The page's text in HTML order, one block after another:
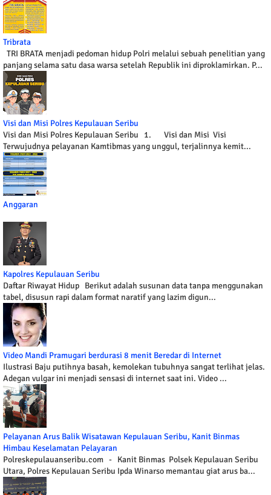
Tribrata
TRI BRATA menjadi pedoman hidup Polri melalui sebuah penelitian yang
panjang selama satu dasa warsa setelah Republik ini diproklamirkan. P...
Visi dan Misi Polres Kepulauan Seribu
Visi dan Misi Polres Kepulauan Seribu 1. Visi dan Misi Visi
Terwujudnya pelayanan Kamtibmas yang unggul, terjalinnya kemit...
Anggaran
Kapolres Kepulauan Seribu
Daftar Riwayat Hidup Berikut adalah susunan data tanpa menggunakan
tabel, disusun rapi dalam format naratif yang lazim digun...
Video Mandi Pramugari berdurasi 8 menit Beredar di Internet
Ilustrasi Baju putihnya basah, kemolekan tubuhnya sangat terlihat jelas.
Adegan vulgar ini menjadi sensasi di internet saat ini. Video ...
Pelayanan Arus Balik Wisatawan Kepulauan Seribu, Kanit Binmas
Himbau Keselamatan Pelayaran
Polreskepulauanseribu.com - Kanit Binmas Polsek Kepulauan Seribu
Utara, Polres Kepulauan Seribu Ipda Winarso memantau giat arus ba...